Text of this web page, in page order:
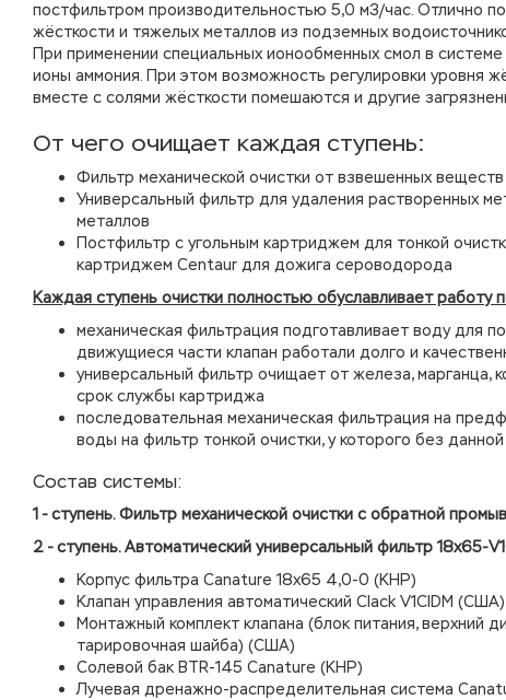
постфильтром производительностью 5,0 м3/час. Отлично
жёсткости и тяжелых металлов из подземных
При применении специальных ионообменных смол в
ионы аммония. При этом возможность регулировки уровня
вместе с солями жёсткости помешаются и другие
От чего очищает каждая ступень:
Фильтр механической очистки от взвешенных
Универсальный фильтр для удаления растворенных
металлов
Постфильтр с угольным картриджем для тонкой
картриджем Centaur для дожига сероводорода
Каждая ступень очистки полностью обуславливает работу
механическая фильтрация подготавливает воду для
движущиеся части клапан работали долго и
универсальный фильтр очищает от железа, марганца,
срок службы картриджа
последовательная механическая фильтрация на
воды на фильтр тонкой очистки, у которого без
Состав системы:
1 - ступень. Фильтр механической очистки с обратной
2 - ступень.Автоматический универсальный фильтр 18х65-
Корпус фильтра Canature 18х65 4,0-0 (КНР)
Клапан управления автоматический Clack V1CIDM (США)
Монтажный комплект клапана (блок питания, верхний
тарировочная шайба) (США)
Солевой бак BTR-145 Canature (КНР)
Лучевая дренажно-распределительная система